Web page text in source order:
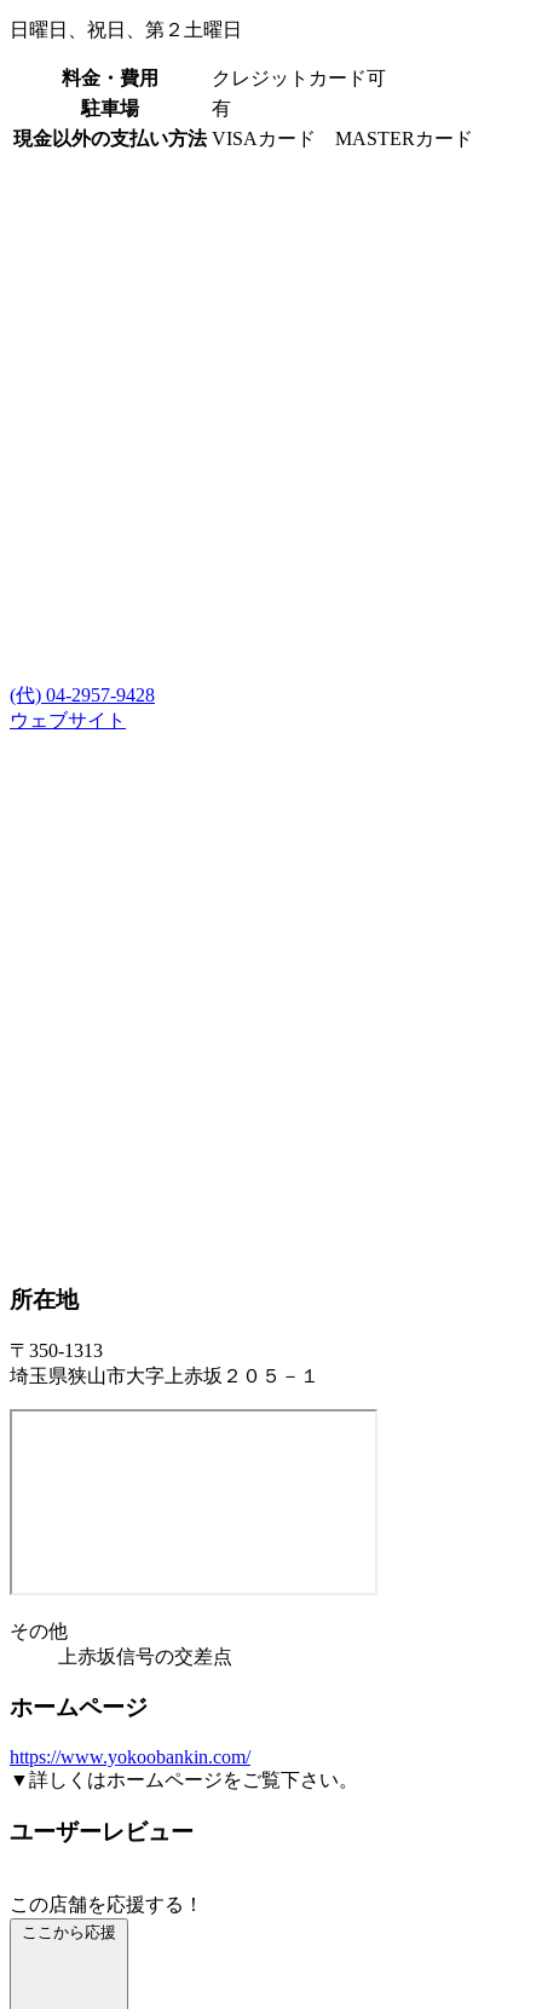
日曜日、祝日、第２土曜日
料金・費用
クレジットカード可
駐車場
有
現金以外の支払い方法 VISAカード MASTERカード
(代) 04-2957-9428
ウェブサイト
所在地
〒350-1313
埼玉県狭山市大字上赤坂２０５－１
その他
上赤坂信号の交差点
ホームページ
https://www.yokoobankin.com/
▼詳しくはホームページをご覧下さい。
ユーザーレビュー
この店舗を応援する！
ここから応援